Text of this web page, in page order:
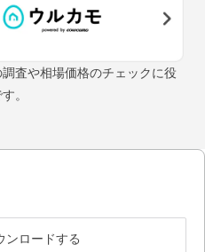
査や相場価格のチェックに役
。
ンロードする